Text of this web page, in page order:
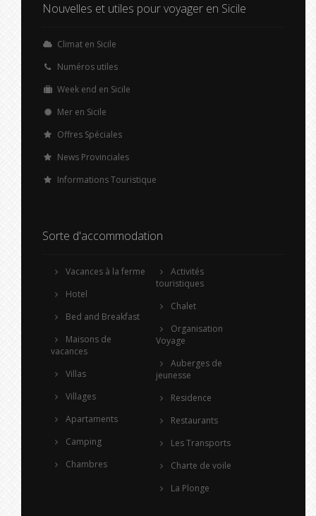
Nouvelles et utiles pour voyager en Sicile
Climat en Sicile
Numéros utiles
Week end en Sicile
Mer en Sicile
Offres Spéciales
News Provinciales
Informations Touristique
Sorte d'accommodation
Vacances à la ferme
Hotel
Bed and Breakfast
Maisons de
vacances
Villas
Villages
Apartaments
Camping
Chambres
Activités
touristiques
Chalet
Organisation
Voyage
Auberges de
jeunesse
Residence
Restaurants
Les Transports
Charte de voile
La Plonge